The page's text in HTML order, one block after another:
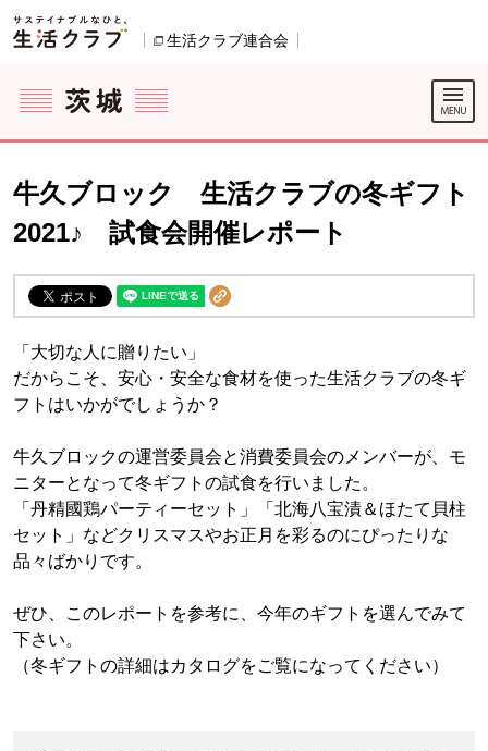
ページの先頭です。
生活クラブ連合会
ここからサイト内共通メニューです。
サイト内共通メニューをスキップする
サイト内共通メニューここまで。
牛久ブロック 生活クラブの冬ギフト
2021♪ 試食会開催レポート
「大切な人に贈りたい」
だからこそ、安心・安全な食材を使った生活クラブの冬ギ
フトはいかがでしょうか？
牛久ブロックの運営委員会と消費委員会のメンバーが、モ
ニターとなって冬ギフトの試食を行いました。
「丹精國鶏パーティーセット」「北海八宝漬＆ほたて貝柱
セット」などクリスマスやお正月を彩るのにぴったりな
品々ばかりです。
ぜひ、このレポートを参考に、今年のギフトを選んでみて
下さい。
（冬ギフトの詳細はカタログをご覧になってください）